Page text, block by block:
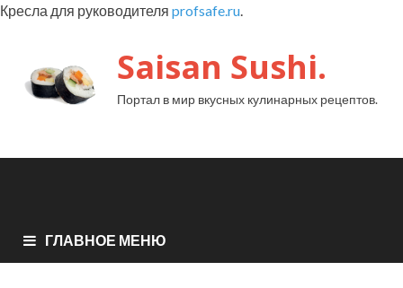
Кресла для руководителя profsafe.ru.
Saisan Sushi.
Портал в мир вкусных кулинарных рецептов.
ГЛАВНОЕ МЕНЮ